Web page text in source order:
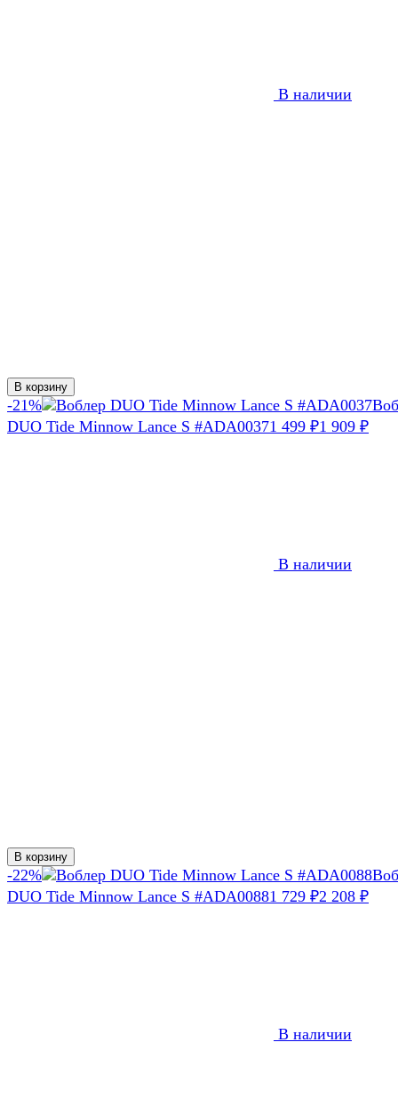
В наличии
В корзину
-21%
DUO Tide Minnow Lance S #ADA00371 499 ₽1 909 ₽
В наличии
В корзину
-22%
DUO Tide Minnow Lance S #ADA00881 729 ₽2 208 ₽
В наличии